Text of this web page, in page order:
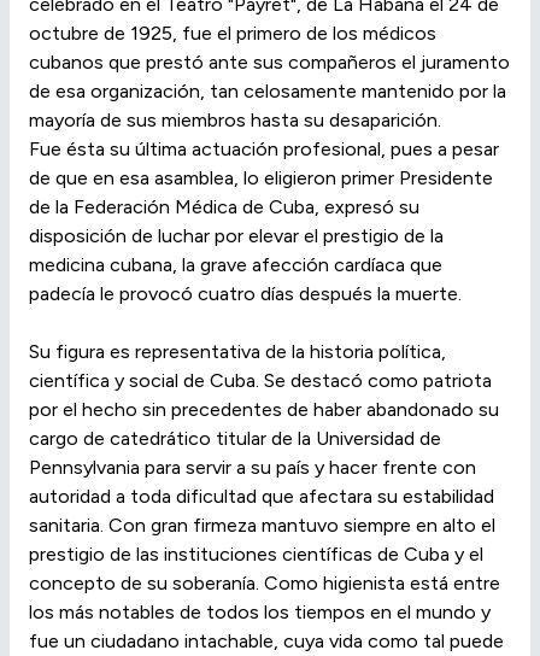
octubre de 1925, fue el primero de los médicos
cubanos que prestó ante sus compañeros el juramento
de esa organización, tan celosamente mantenido por la
mayoría de sus miembros hasta su desaparición.
Fue ésta su última actuación profesional, pues a pesar
de que en esa asamblea, lo eligieron primer Presidente
de la Federación Médica de Cuba, expresó su
disposición de luchar por elevar el prestigio de la
medicina cubana, la grave afección cardíaca que
padecía le provocó cuatro días después la muerte.
Su figura es representativa de la historia política,
científica y social de Cuba. Se destacó como patriota
por el hecho sin precedentes de haber abandonado su
cargo de catedrático titular de la Universidad de
Pennsylvania para servir a su país y hacer frente con
autoridad a toda dificultad que afectara su estabilidad
sanitaria. Con gran firmeza mantuvo siempre en alto el
prestigio de las instituciones científicas de Cuba y el
concepto de su soberanía. Como higienista está entre
los más notables de todos los tiempos en el mundo y
fue un ciudadano intachable, cuya vida como tal puede